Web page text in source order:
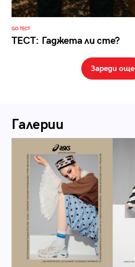
GO ТЕСТ
ТЕСТ: Гаджета ли сте?
Зареди още
Галерии